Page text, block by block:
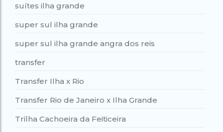
suítes ilha grande
super sul ilha grande
super sul ilha grande angra dos reis
transfer
Transfer Ilha x Rio
Transfer Rio de Janeiro x Ilha Grande
Trilha Cachoeira da Feiticeira